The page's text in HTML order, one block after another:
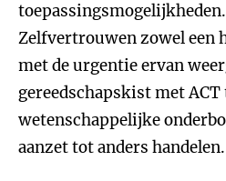
Zelfvertrouwen zowel een
met de urgentie ervan
gereedschapskist met ACT
wetenschappelijke
aanzet tot anders handelen.